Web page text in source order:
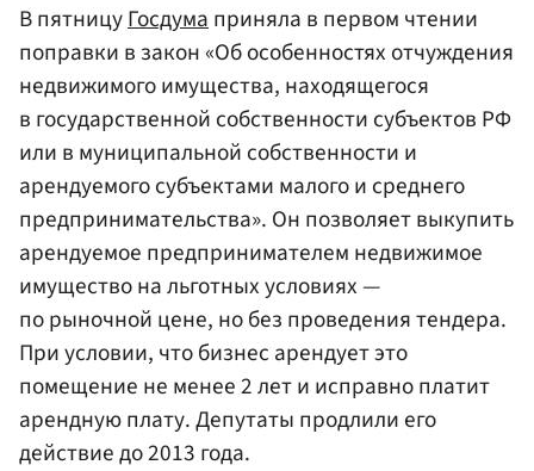
В пятницуГосдумаприняла в первом чтении
поправки в закон «Об особенностях отчуждения
недвижимого имущества, находящегося
в государственной собственности субъектов РФ
или в муниципальной собственности и
арендуемого субъектами малого и среднего
предпринимательства». Он позволяет выкупить
арендуемое предпринимателем недвижимое
имущество на льготных условиях —
по рыночной цене, но без проведения тендера.
При условии, что бизнес арендует это
помещение не менее 2 лет и исправно платит
арендную плату. Депутаты продлили его
действие до 2013 года.